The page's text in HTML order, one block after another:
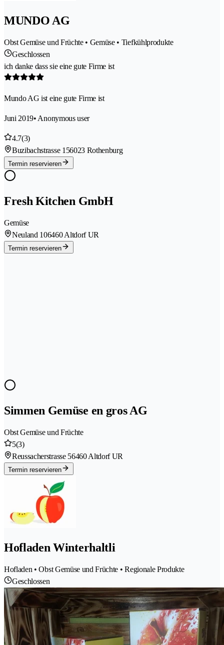
MUNDO AG
Obst Gemüse und Früchte • Gemüse • Tiefkühlprodukte
Geschlossen
ich danke dass sie eine gute Firme ist
Mundo AG ist eine gute Firme ist
Juni 2019• Anonymous user
4.7(3)
Buzibachstrasse 156023 Rothenburg
Termin reservieren
Fresh Kitchen GmbH
Gemüse
Neuland 106460 Altdorf UR
Termin reservieren
Simmen Gemüse en gros AG
Obst Gemüse und Früchte
5(3)
Reussacherstrasse 56460 Altdorf UR
Termin reservieren
Hofladen Winterhaltli
Hofladen • Obst Gemüse und Früchte • Regionale Produkte
Geschlossen